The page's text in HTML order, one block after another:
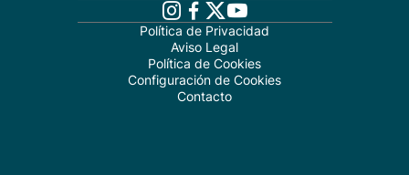
Política de Privacidad
Aviso Legal
Política de Cookies
Configuración de Cookies
Contacto